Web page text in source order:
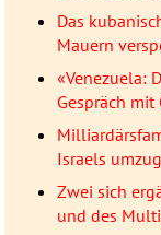
Das
Mauern
«Venezuela:
Gespräch
Israels
Zwei sich
und des